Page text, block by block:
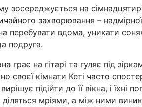
зосереджується на
захворювання –
перебувати вдома, уникати
подруга.
грає на гітарі та гуляє під
своєї кімнати Кеті часто
підійти до її вікна, і
діляться мріями, а між ними